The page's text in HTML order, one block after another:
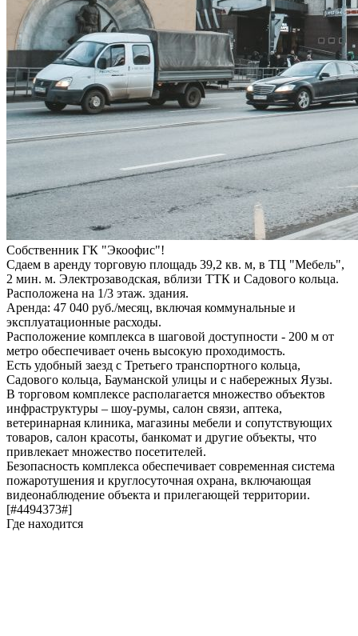
Собственник ГК "Экоофис"!
Сдаем в аренду торговую площадь 39,2 кв. м, в ТЦ "Мебель",
2 мин. м. Электрозаводская, вблизи ТТК и Садового кольца.
Расположена на 1/3 этаж. здания.
Аренда: 47 040 руб./месяц, включая коммунальные и
эксплуатационные расходы.
Расположение комплекса в шаговой доступности - 200 м от
метро обеспечивает очень высокую проходимость.
Есть удобный заезд с Третьего транспортного кольца,
Садового кольца, Бауманской улицы и с набережных Яузы.
В торговом комплексе располагается множество объектов
инфраструктуры – шоу-румы, салон связи, аптека,
ветеринарная клиника, магазины мебели и сопутствующих
товаров, салон красоты, банкомат и другие объекты, что
привлекает множество посетителей.
Безопасность комплекса обеспечивает современная система
пожаротушения и круглосуточная охрана, включающая
видеонаблюдение объекта и прилегающей территории.
[#4494373#]
Где находится